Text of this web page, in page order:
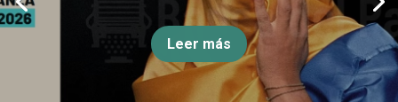
Leer más